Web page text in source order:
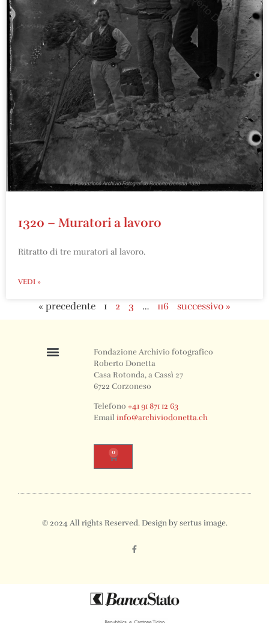
1320 – Muratori a lavoro
Ritratto di tre muratori al lavoro.
VEDI »
« precedente 1 2 3 … 116 successivo »
Fondazione Archivio fotografico
Roberto Donetta
Casa Rotonda, a Cassì 27
6722 Corzoneso
Telefono+41 91 871 12 63
Emailinfo@archiviodonetta.ch
0
© 2024 All rights Reserved. Design by sertus image.